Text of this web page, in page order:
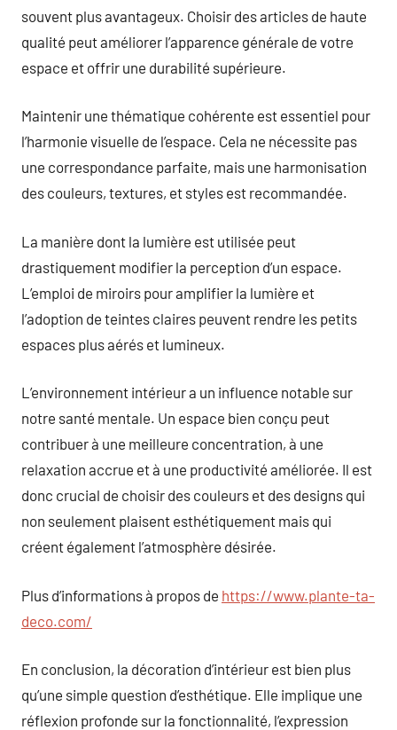
souvent plus avantageux. Choisir des articles de haute
qualité peut améliorer l’apparence générale de votre
espace et offrir une durabilité supérieure.
Maintenir une thématique cohérente est essentiel pour
l’harmonie visuelle de l’espace. Cela ne nécessite pas
une correspondance parfaite, mais une harmonisation
des couleurs, textures, et styles est recommandée.
La manière dont la lumière est utilisée peut
drastiquement modifier la perception d’un espace.
L’emploi de miroirs pour amplifier la lumière et
l’adoption de teintes claires peuvent rendre les petits
espaces plus aérés et lumineux.
L’environnement intérieur a un influence notable sur
notre santé mentale. Un espace bien conçu peut
contribuer à une meilleure concentration, à une
relaxation accrue et à une productivité améliorée. Il est
donc crucial de choisir des couleurs et des designs qui
non seulement plaisent esthétiquement mais qui
créent également l’atmosphère désirée.
Plus d’informations à propos de https://www.plante-ta-
deco.com/
En conclusion, la décoration d’intérieur est bien plus
qu’une simple question d’esthétique. Elle implique une
réflexion profonde sur la fonctionnalité, l’expression